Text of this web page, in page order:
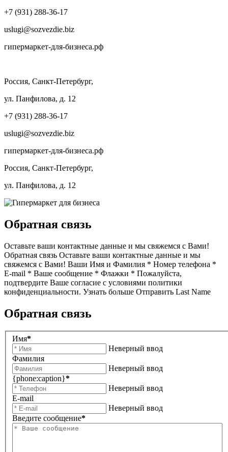
+7 (931) 288-36-17
uslugi@sozvezdie.biz
гипермаркет-для-бизнеса.рф
Россия, Санкт-Петербург,
ул. Панфилова, д. 12
+7 (931) 288-36-17
uslugi@sozvezdie.biz
гипермаркет-для-бизнеса.рф
Россия, Санкт-Петербург,
ул. Панфилова, д. 12
Обратная связь
Оставьте ваши контактные данные и мы свяжемся с Вами!
Обратная связь Оставьте ваши контактные данные и мы
свяжемся с Вами! Ваши Имя и Фамилия * Номер телефона *
E-mail * Ваше сообщение * Флажки * Пожалуйста,
подтвердите Ваше согласие с условиями политики
конфиденциальности. Узнать больше Отправить Last Name
Обратная связь
Имя*
Неверный ввод
Фамилия
Неверный ввод
{phone:caption}*
Неверный ввод
E-mail
Неверный ввод
Введите сообщение*